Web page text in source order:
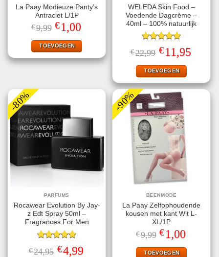
La Paay Modieuze Panty’s
Antraciet L/1P
€9,99 Oorspronkelijke
prijs
was:
€9,99.
€1,00
is:
€1,00.
TOEVOEGEN
WELEDA Skin Food –
Voedende Dagcrème –
40ml – 100% natuurlijk
Gewaardeerd
5.00uit 5
€22,99 Oorspronkelijke
prijs
was:
€22,99.
€11,95prijs
TOEVOEGEN
-80%
PARFUMS
Rocawear Evolution By Jay-
z Edt Spray 50ml –
Fragrances For Men
Gewaardeerd
5.00uit 5
€24,95 Oorspronkelijke
prijs
€4,99Huidige
prijs
-90%
BEENMODE
La Paay Zelfophoudende
kousen met kant Wit L-
XL/1P
€9,99 Oorspronkelijke
prijs
was:
€9,99.
€1,00
is:
€1,00.
TOEVOEGEN